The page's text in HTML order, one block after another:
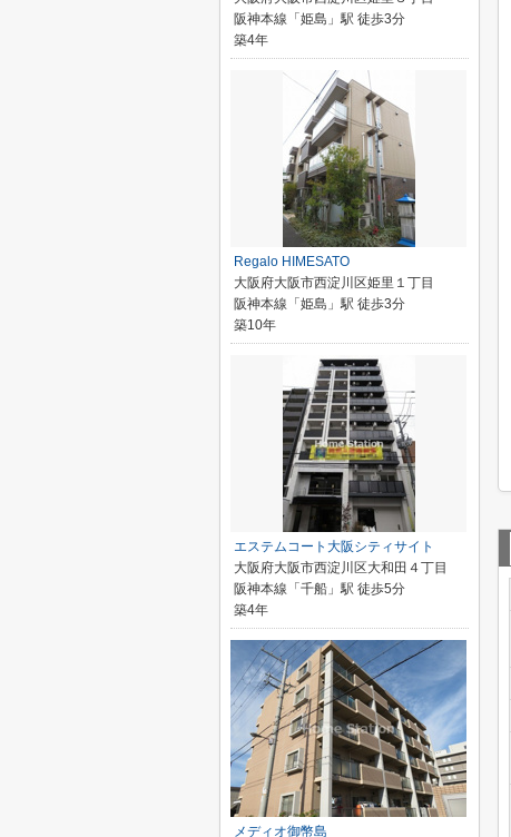
阪神本線「姫島」駅 徒歩3分
築4年
Regalo HIMESATO
大阪府大阪市西淀川区姫里１丁目
阪神本線「姫島」駅 徒歩3分
築10年
エステムコート大阪シティサイト
大阪府大阪市西淀川区大和田４丁目
阪神本線「千船」駅 徒歩5分
築4年
メディオ御幣島